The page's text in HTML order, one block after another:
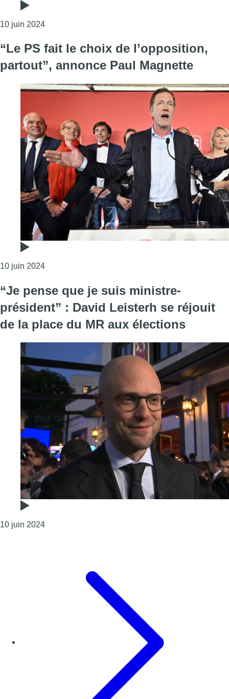
10 juin 2024Consulter l'article "Team Fouad Ahidar : la grosse
“Le PS fait le choix de l’opposition,
partout”, annonce Paul Magnette
10 juin 2024Consulter l'article "“Le PS fait le choix de
“Je pense que je suis ministre-
président” : David Leisterh se réjouit
de la place du MR aux élections
10 juin 2024Consulter l'article "“Je pense que je suis ministre-